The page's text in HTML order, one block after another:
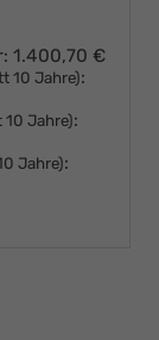
1.400,70 €
10 Jahre):
Jahre):
Jahre):